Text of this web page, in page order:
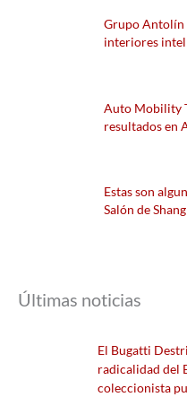
Grupo Antolín
interiores
Auto Mobility
resultados en
Estas son
Salón de
Últimas noticias
El Bugatti
radicalidad del
coleccionista